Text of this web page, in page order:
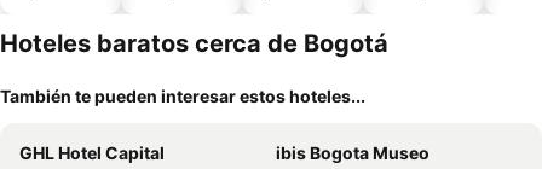
mascotas
Hoteles baratos cerca de Bogotá
También te pueden interesar estos hoteles...
GHL Hotel Capital
ibis Bogota Museo